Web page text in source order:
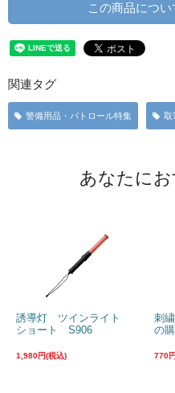
この商品につ
関連タグ
警備用品・パトロール特集 取
あなたに
誘導灯 ツインライト
ショート S906
1,980円(税込)
刺
の
770